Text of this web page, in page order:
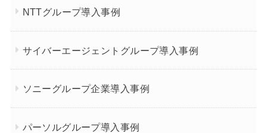
NTTグループ導入事例
サイバーエージェントグループ導入事例
ソニーグループ企業導入事例
パーソルグループ導入事例